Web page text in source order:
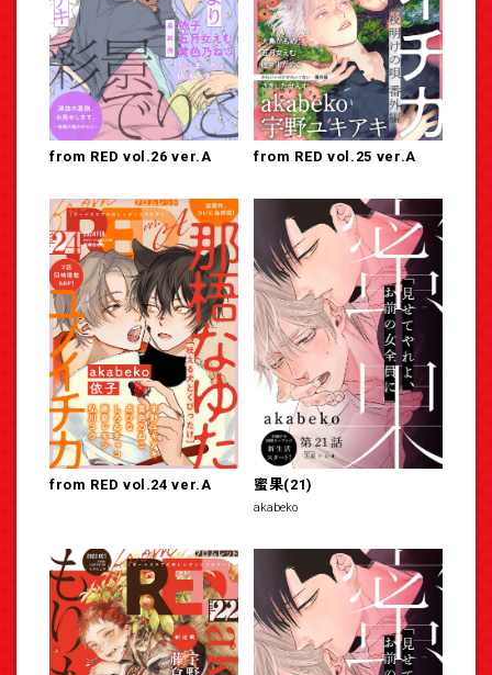
from RED vol.26 ver.A from RED vol.25 ver.A
from RED vol.24 ver.A 蜜果(21)
akabeko